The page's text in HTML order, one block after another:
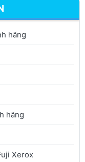
hãng
hãng
Xerox